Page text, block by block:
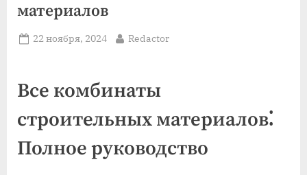
материалов
Posted
22 ноября, 2024 By
Redactor
Все комбинаты
строительных материалов⁚
Полное руководство